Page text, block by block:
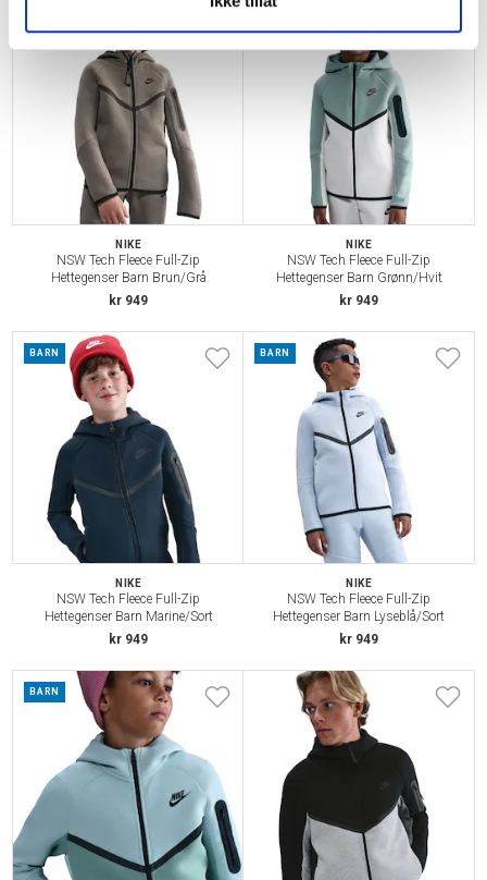
NIKE
NSW Tech Fleece Full-Zip
Hettegenser Barn Brun/Grå
kr 949
NIKE
NSW Tech Fleece Full-Zip
Hettegenser Barn Grønn/Hvit
kr 949
BARN
NIKE
NSW Tech Fleece Full-Zip
Hettegenser Barn Marine/Sort
kr 949
BARN
NIKE
NSW Tech Fleece Full-Zip
Hettegenser Barn Lyseblå/Sort
kr 949
BARN